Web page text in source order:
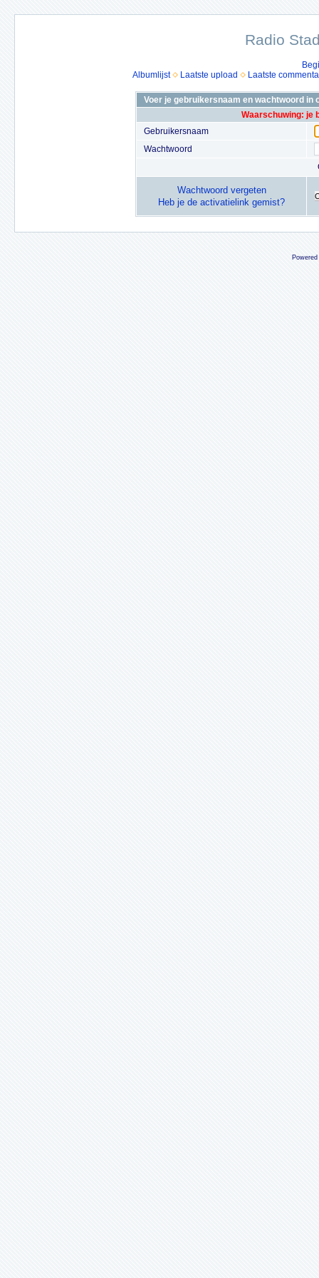
Radio
Albumlijst
Laatste upload Laatste
Voer je gebruikersnaam en wachtwoord in
Waarschuwing: je
Gebruikersnaam
Wachtwoord
Wachtwoord vergeten
Heb je de activatielink gemist?